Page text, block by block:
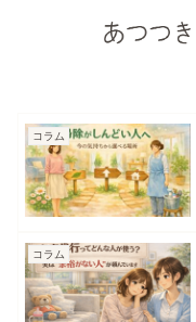
コラム
コラム